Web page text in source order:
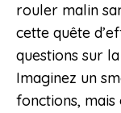
rouler malin
cette quête
questions sur
Imaginez un
fonctions, mais